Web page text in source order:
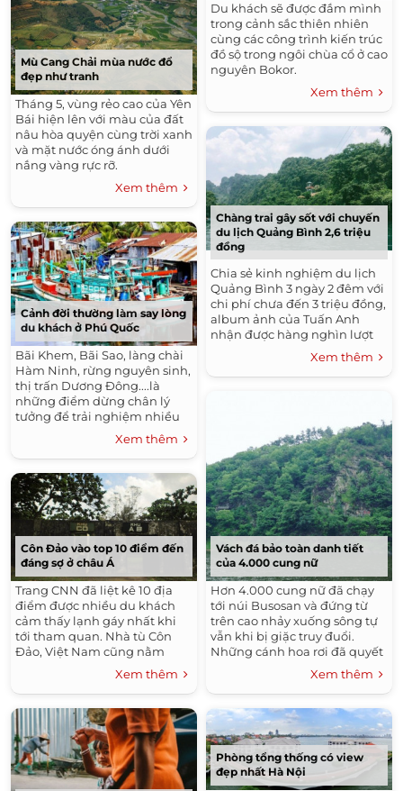
Mù Cang Chải mùa nước đổ
đẹp như tranh
Tháng 5, vùng rẻo cao của Yên
Bái hiện lên với màu của đất
nâu hòa quyện cùng trời xanh
và mặt nước óng ánh dưới
nắng vàng rực rỡ.
Xem thêm
Cảnh đời thường làm say lòng
du khách ở Phú Quốc
Bãi Khem, Bãi Sao, làng chài
Hàm Ninh, rừng nguyên sinh,
thị trấn Dương Đông....là
những điểm dừng chân lý
tưởng để trải nghiệm nhiều
điều lý thú về cuộc sống bình
Xem thêm
Côn Đảo vào top 10 điểm đến
đáng sợ ở châu Á
Trang CNN đã liệt kê 10 địa
điểm được nhiều du khách
cảm thấy lạnh gáy nhất khi
tới tham quan. Nhà tù Côn
Đảo, Việt Nam cũng nằm
Xem thêm
Du khách sẽ được đắm mình
trong cảnh sắc thiên nhiên
cùng các công trình kiến trúc
đồ sộ trong ngôi chùa cổ ở cao
nguyên Bokor.
Xem thêm
Chàng trai gây sốt với chuyến
du lịch Quảng Bình 2,6 triệu
đồng
Chia sẻ kinh nghiệm du lịch
Quảng Bình 3 ngày 2 đêm với
chi phí chưa đến 3 triệu đồng,
album ảnh của Tuấn Anh
nhận được hàng nghìn lượt
thích và bình luận.Xem thêm
Vách đá bảo toàn danh tiết
của 4.000 cung nữ
Hơn 4.000 cung nữ đã chạy
tới núi Busosan và đứng từ
trên cao nhảy xuống sông tự
vẫn khi bị giặc truy đuổi.
Những cánh hoa rơi đã quyết
chọn cái chết để bảo toàn
danh tiết của mình.
Xem thêm
Phòng tổng thống có view
đẹp nhất Hà Nội